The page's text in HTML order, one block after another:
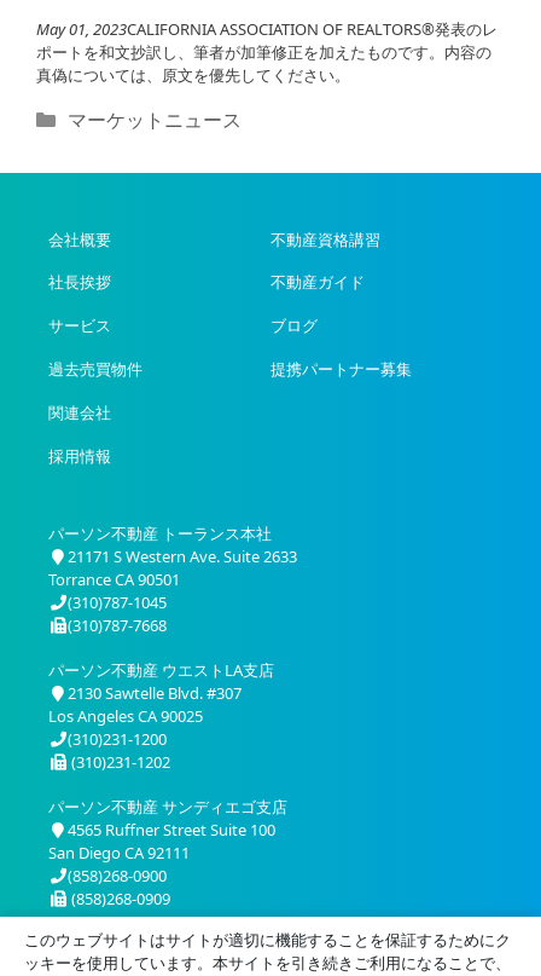
May 01, 2023CALIFORNIA ASSOCIATION OF REALTORS®発表のレ
ポートを和文抄訳し、筆者が加筆修正を加えたものです。内容の
真偽については、原文を優先してください。
カ
ゴ
ー
マーケットニュース
会社概要
社長挨拶
サービス
過去売買物件
関連会社
採用情報
不動産資格講習
不動産ガイド
ブログ
提携パートナー募集
パーソン不動産 トーランス本社
21171 S Western Ave. Suite 2633
Torrance CA 90501
(310)787-1045
(310)787-7668
パーソン不動産 ウエストLA支店
2130 Sawtelle Blvd. #307
Los Angeles CA 90025
(310)231-1200
(310)231-1202
パーソン不動産 サンディエゴ支店
4565 Ruffner Street Suite 100
San Diego CA 92111
(858)268-0900
(858)268-0909
このウェブサイトはサイトが適切に機能することを保証するためにク
ッキーを使用しています。本サイトを引き続きご利用になることで、